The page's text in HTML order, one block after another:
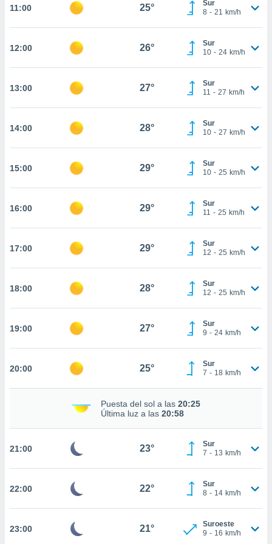
se
o
Puedes
acceder a
únicos
este sitio
posible
traten tus
a lo que
su
11:00 25°
Sur
8 - 21 km/h
12:00 26°
Sur
10 - 24 km/h
13:00 27°
Sur
11 - 27 km/h
14:00 28°
Sur
10 - 27 km/h
15:00 29°
Sur
10 - 25 km/h
16:00 29°
Sur
11 - 25 km/h
17:00 29°
Sur
12 - 25 km/h
18:00 28°
Sur
12 - 25 km/h
19:00 27°
Sur
9 - 24 km/h
20:00 25°
Sur
7 - 18 km/h
Puesta del sol a las 20:25
Última luz a las 20:58
21:00 23°
Sur
7 - 13 km/h
22:00 22°
Sur
8 - 14 km/h
23:00 21°
Suroeste
9 - 16 km/h